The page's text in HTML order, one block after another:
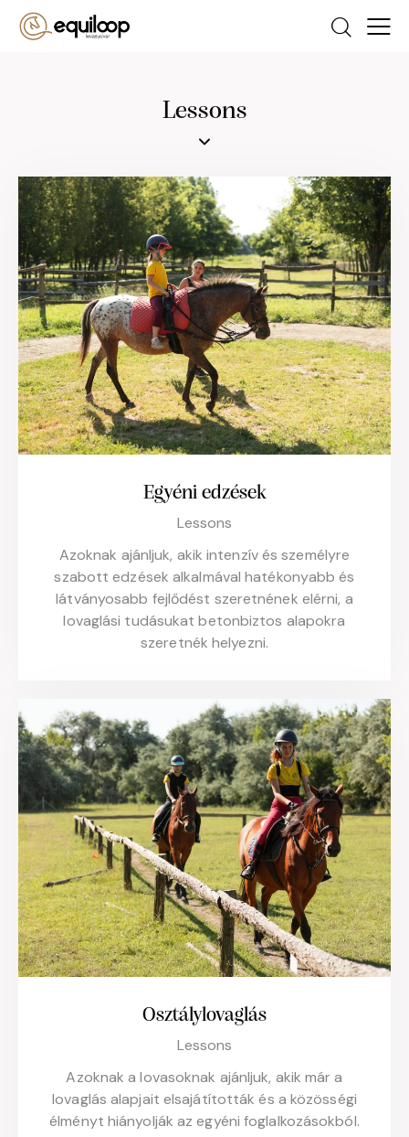
Lessons
Egyéni edzések
Lessons
Azoknak ajánljuk, akik intenzív és személyre
szabott edzések alkalmával hatékonyabb és
látványosabb fejlődést szeretnének elérni, a
lovaglási tudásukat betonbiztos alapokra
szeretnék helyezni.
Osztálylovaglás
Lessons
Azoknak a lovasoknak ajánljuk, akik már a
lovaglás alapjait elsajátították és a közösségi
élményt hiányolják az egyéni foglalkozásokból.